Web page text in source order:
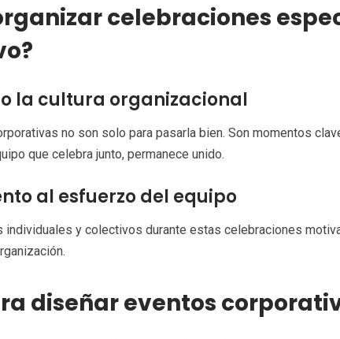
celebraciones
la cultura organizacional
no son solo para pasarla bien. Son momentos
que celebra junto, permanece unido.
al esfuerzo del equipo
individuales y colectivos durante estas celebraciones
diseñar eventos